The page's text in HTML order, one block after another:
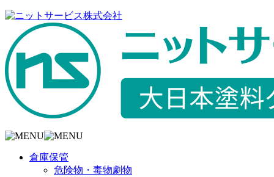
倉庫保管
危険物・毒物劇物